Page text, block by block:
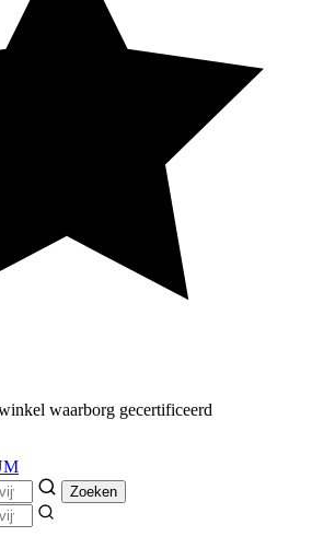
waarborg gecertificeerd
Zoeken